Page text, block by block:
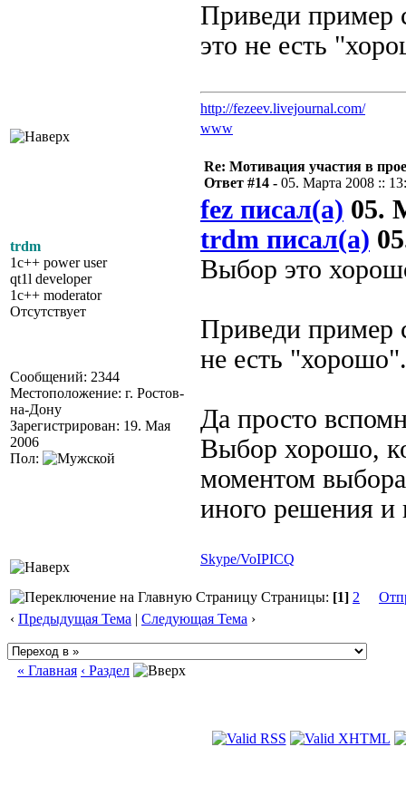
Приведи пример
это не есть
http://fezeev.livejournal.com/
www
trdm
1c++ power user
qt1l developer
1c++ moderator
Отсутствует
Сообщений: 2344
Местоположение: г. Ростов-
на-Дону
Зарегистрирован: 19. Мая
2006
Пол:
Re: Мотивация участия в
Ответ #14 - 05. Марта 2008 ::
fez писал(а) 05.
trdm писал(а)
Выбор это
Приведи пример
не есть "хорошо".
Да просто
Выбор хорошо,
моментом
иного решения и
Skype/VoIPICQ
Страницы: [1] 2
‹ Предыдущая Тема | Следующая Тема ›
« Главная ‹ Раздел